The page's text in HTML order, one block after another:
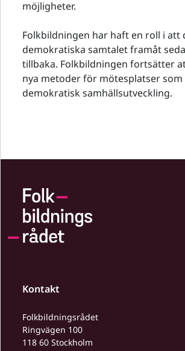
möjligheter.
Folkbildningen har haft en roll i att
demokratiska samtalet framåt
tillbaka. Folkbildningen fortsätter
nya metoder för mötesplatser
demokratisk samhällsutveckling.
Kontakt
Folkbildningsrådet
Ringvägen 100
118 60 Stockholm